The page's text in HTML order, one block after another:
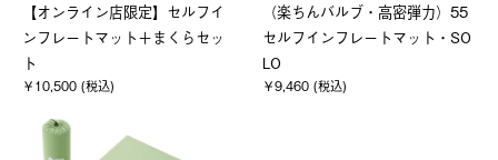
【オンライン店限定】セルフイ
ンフレートマット＋まくらセッ
ト
￥10,500 (税込)
（楽ちんバルブ・高密弾力）55
セルフインフレートマット・SO
LO
￥9,460 (税込)